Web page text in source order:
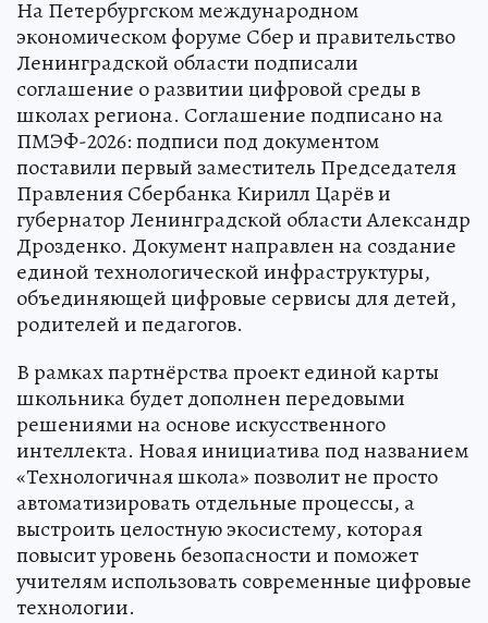
На Петербургском международном
экономическом форуме Сбер и правительство
Ленинградской области подписали
соглашение о развитии цифровой среды в
школах региона. Соглашение подписано на
ПМЭФ-2026: подписи под документом
поставили первый заместитель Председателя
Правления Сбербанка Кирилл Царёв и
губернатор Ленинградской области Александр
Дрозденко. Документ направлен на создание
единой технологической инфраструктуры,
объединяющей цифровые сервисы для детей,
родителей и педагогов.
В рамках партнёрства проект единой карты
школьника будет дополнен передовыми
решениями на основе искусственного
интеллекта. Новая инициатива под названием
«Технологичная школа» позволит не просто
автоматизировать отдельные процессы, а
выстроить целостную экосистему, которая
повысит уровень безопасности и поможет
учителям использовать современные цифровые
технологии.